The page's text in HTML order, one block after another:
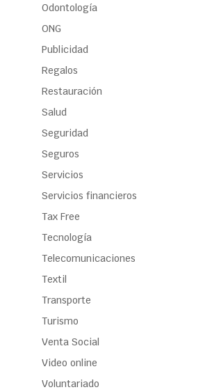
Odontología
ONG
Publicidad
Regalos
Restauración
Salud
Seguridad
Seguros
Servicios
Servicios financieros
Tax Free
Tecnología
Telecomunicaciones
Textil
Transporte
Turismo
Venta Social
Video online
Voluntariado